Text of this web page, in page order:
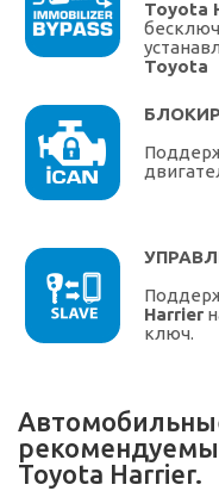
Toyota
Toyota
Harrier
ключ.
Toyota Harrier.